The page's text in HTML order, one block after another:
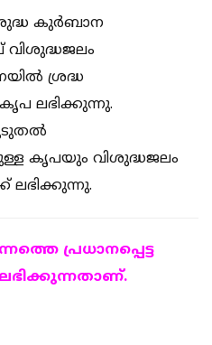
കുർബാന
വിശുദ്ധജലം
ശ്രദ്ധ
കൃപ ലഭിക്കുന്നു.
കൃപയും വിശുദ്ധജലം
ലഭിക്കുന്നു.
പ്രധാനപ്പെട്ട